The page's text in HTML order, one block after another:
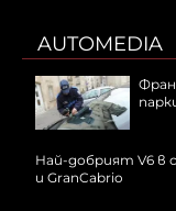
AUTOMEDIA
Най-добрият V6 в
и GranCabrio